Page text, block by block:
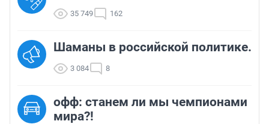
35 749 162
Шаманы в российской политике.
3 084 8
офф: станем ли мы чемпионами
мира?!